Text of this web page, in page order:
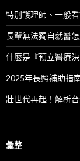
特別護理師、一般
長輩無法獨自就醫
什麼是『預立醫療
2025年長照補助指
壯世代再起！解析
彙整